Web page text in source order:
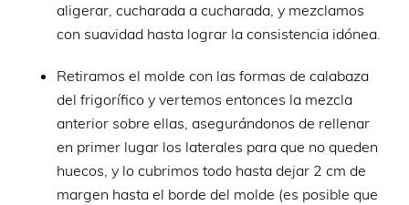
aligerar, cucharada a cucharada, y mezclamos
con suavidad hasta lograr la consistencia idónea.
Retiramos el molde con las formas de calabaza
del frigorífico y vertemos entonces la mezcla
anterior sobre ellas, asegurándonos de rellenar
en primer lugar los laterales para que no queden
huecos, y lo cubrimos todo hasta dejar 2 cm de
margen hasta el borde del molde (es posible que